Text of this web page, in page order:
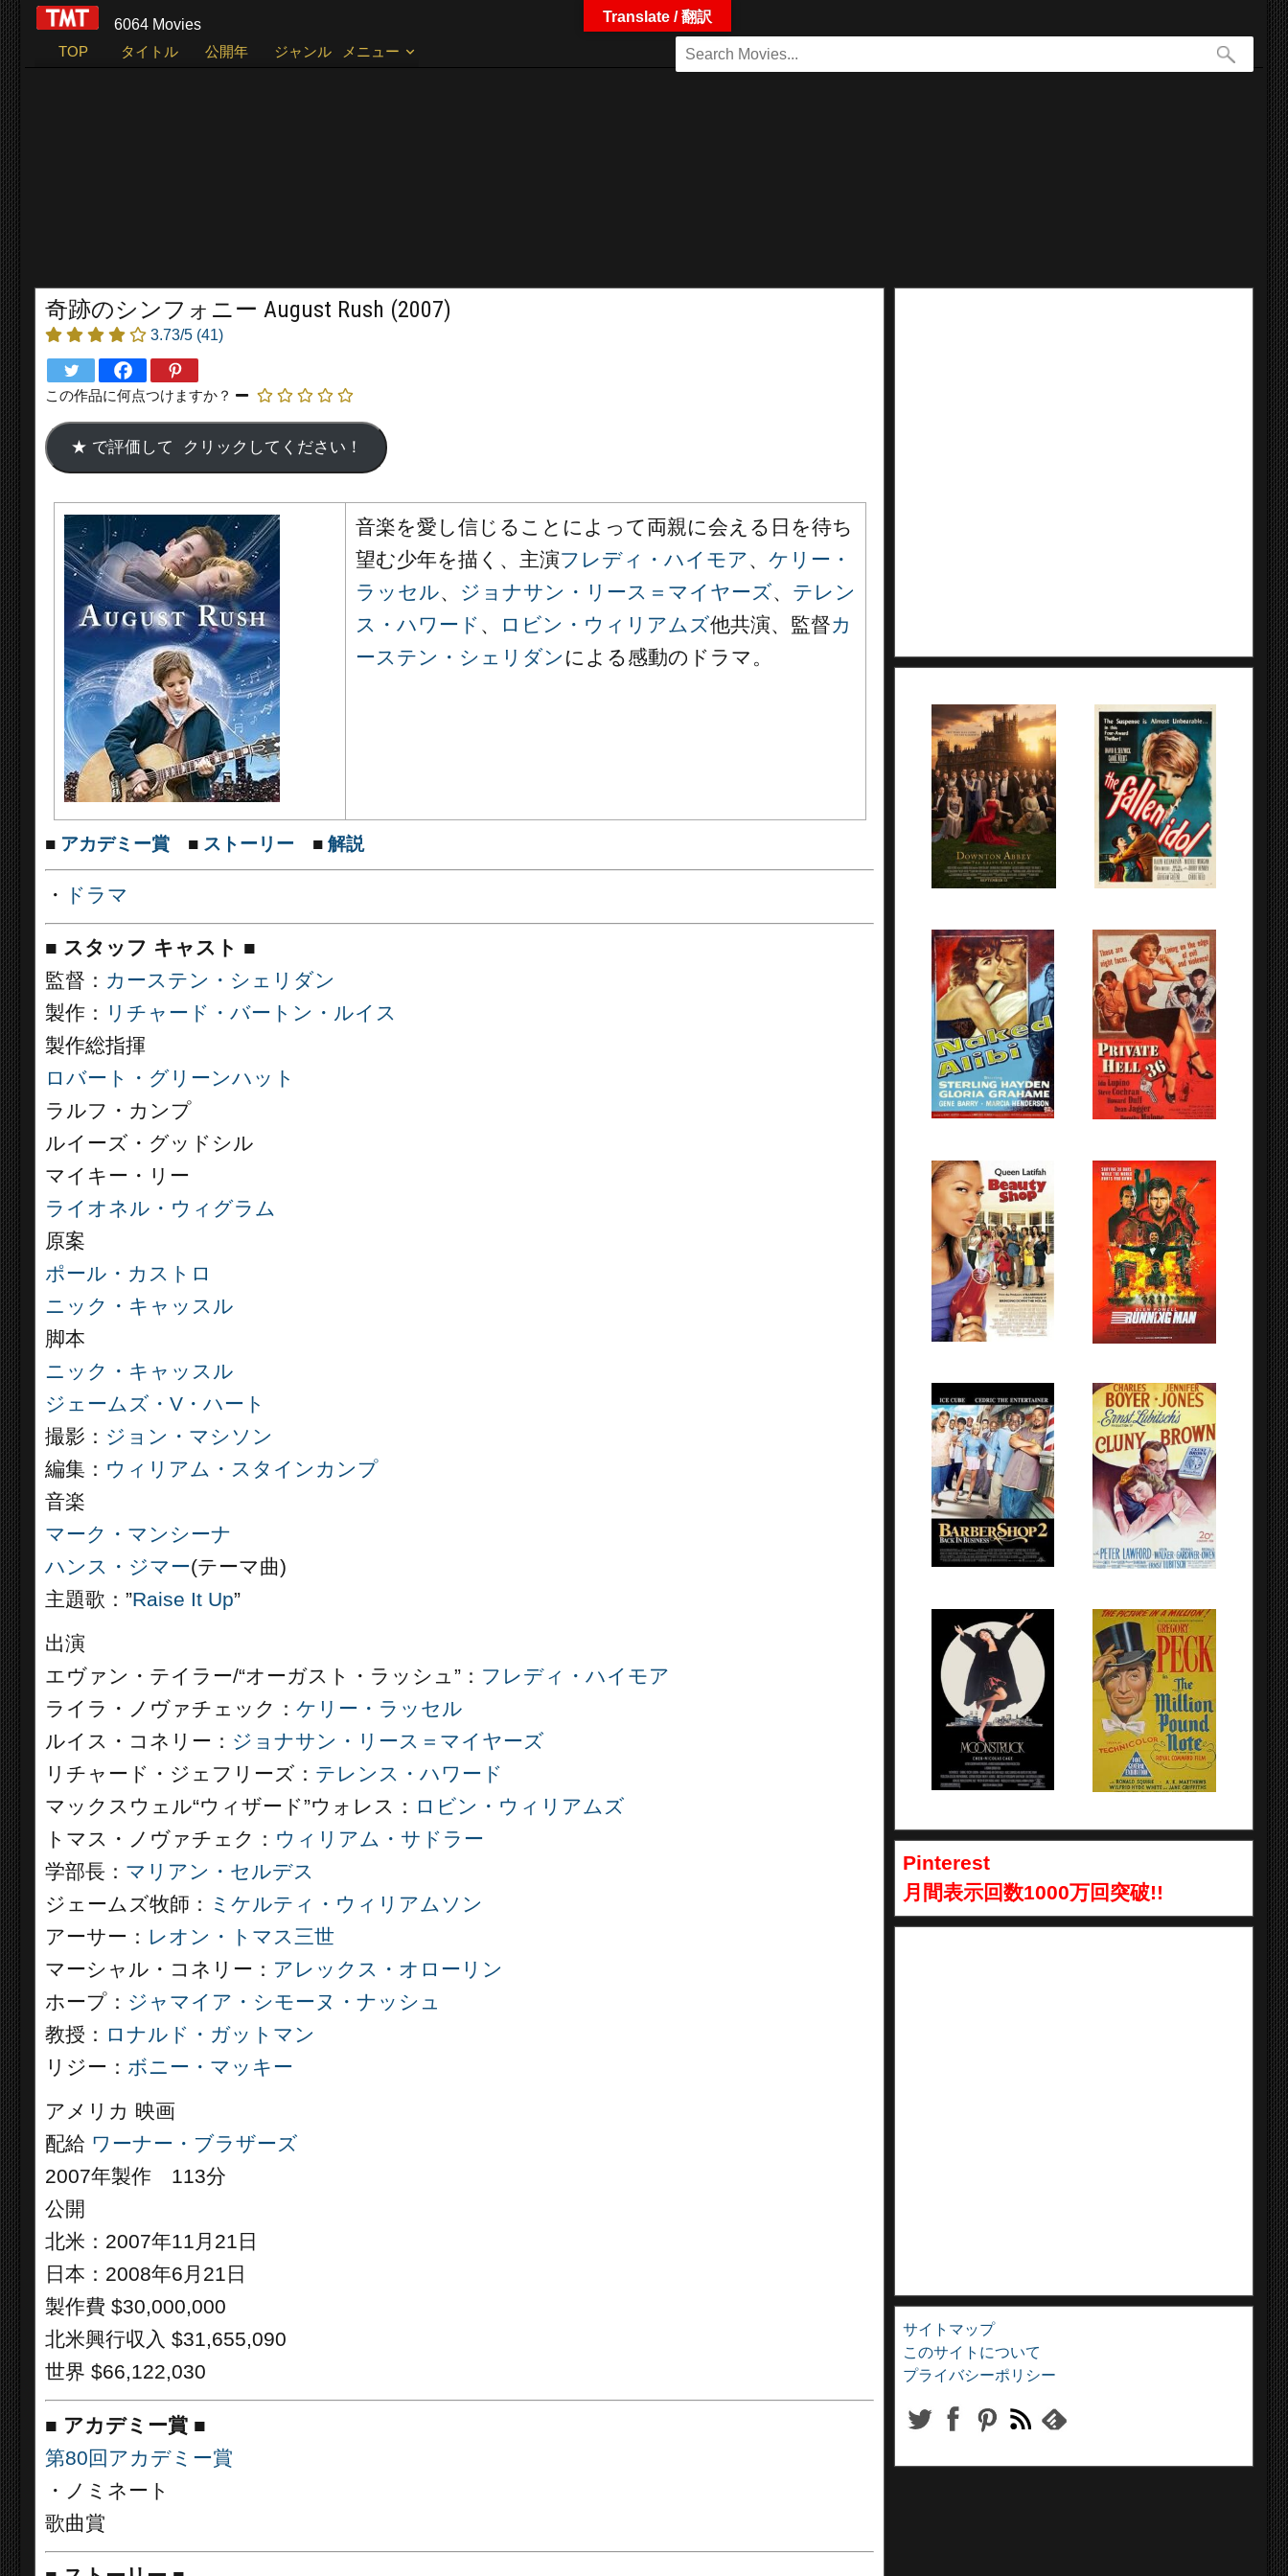
6064 Movies
TOP
タイトル 公開年 ジャンル メニュー
奇跡のシンフォニー August Rush (2007)
3.73/5 (41)
この作品に何点つけますか？
音楽を愛し信じることによって両親に会える日を待ち
望む少年を描く、主演フレディ・ハイモア、 ケリー・
ラッセル、 ジョナサン・リース＝マイヤーズ、 テレン
ス・ハワード 、 ロビン・ウィリアムズ他共演、監督カ
ーステン・シェリダン による感動のドラマ。
■ アカデミー賞 ■ ストーリー ■ 解説
・ ドラマ
■ スタッフ キャスト ■
監督： カーステン・シェリダン
製作： リチャード・バートン・ルイス
製作総指揮
ロバート・グリーンハット
ラルフ・カンプ
ルイーズ・グッドシル
マイキー・リー
ライオネル・ウィグラム
原案
ポール・カストロ
ニック・キャッスル
脚本
ニック・キャッスル
ジェームズ・V・ハート
撮影： ジョン・マシソン
編集： ウィリアム・スタインカンプ
音楽
マーク・マンシーナ
ハンス・ジマー(テーマ曲)
主題歌：”Raise It Up”
出演
エヴァン・テイラー/“オーガスト・ラッシュ”： フレディ・ハイモア
ライラ・ノヴァチェック： ケリー・ラッセル
ルイス・コネリー： ジョナサン・リース＝マイヤーズ
リチャード・ジェフリーズ： テレンス・ハワード
マックスウェル“ウィザード”ウォレス： ロビン・ウィリアムズ
トマス・ノヴァチェク： ウィリアム・サドラー
学部長： マリアン・セルデス
ジェームズ牧師： ミケルティ・ウィリアムソン
アーサー： レオン・トマス三世
マーシャル・コネリー： アレックス・オローリン
ホープ： ジャマイア・シモーヌ・ナッシュ
教授： ロナルド・ガットマン
リジー： ボニー・マッキー
アメリカ 映画
配給 ワーナー・ブラザーズ
2007年製作 113分
公開
北米：2007年11月21日
日本：2008年6月21日
製作費 $30,000,000
北米興行収入 $31,655,090
世界 $66,122,030
■ アカデミー賞 ■
第80回アカデミー賞
・ノミネート
歌曲賞
Pinterest
月間表示回数1000万回突破!!
サイトマップ
このサイトについて
プライバシーポリシー
Translate / 翻訳